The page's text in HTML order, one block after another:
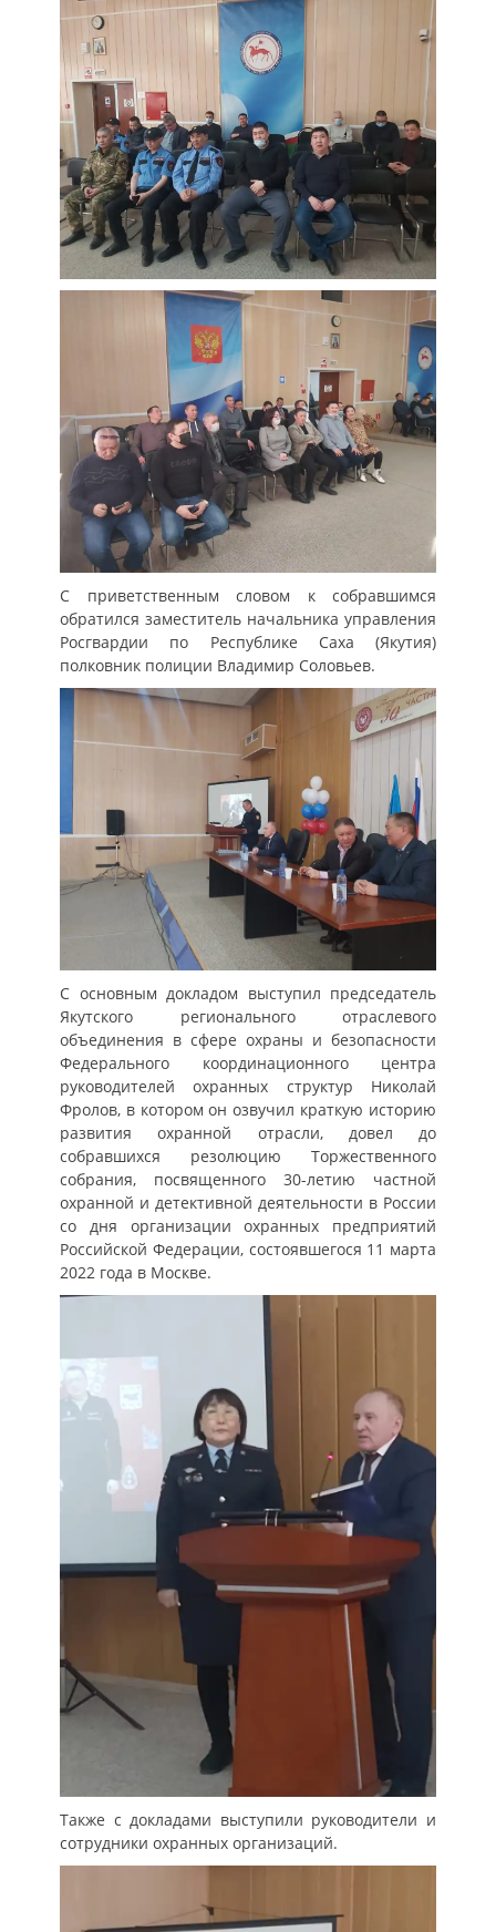
С приветственным словом к собравшимся
обратился заместитель начальника управления
Росгвардии по Республике Саха (Якутия)
полковник полиции Владимир Соловьев.
С основным докладом выступил председатель
Якутского регионального отраслевого
объединения в сфере охраны и безопасности
Федерального координационного центра
руководителей охранных структур Николай
Фролов, в котором он озвучил краткую историю
развития охранной отрасли, довел до
собравшихся резолюцию Торжественного
собрания, посвященного 30-летию частной
охранной и детективной деятельности в России
со дня организации охранных предприятий
Российской Федерации, состоявшегося 11 марта
2022 года в Москве.
Также с докладами выступили руководители и
сотрудники охранных организаций.